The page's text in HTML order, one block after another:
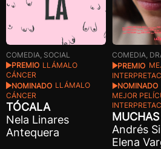
COMEDIA, SOCIAL
PREMIO LLÁMALO
CÁNCER
NOMINADO LLÁMALO
CÁNCER
TÓCALA
Nela Linares
Antequera
COMEDIA,
PREMIO
NOMINADO
MEJOR
Andrés
Elena